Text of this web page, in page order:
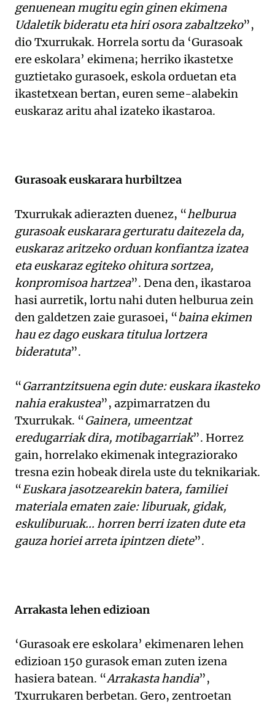
genuenean mugitu egin ginen ekimena
Udaletik bideratu eta hiri osora zabaltzeko”,
dio Txurrukak. Horrela sortu da ‘Gurasoak
ere eskolara’ ekimena; herriko ikastetxe
guztietako gurasoek, eskola orduetan eta
ikastetxean bertan, euren seme-alabekin
euskaraz aritu ahal izateko ikastaroa.
Gurasoak euskarara hurbiltzea
Txurrukak adierazten duenez, “helburua
gurasoak euskarara gerturatu daitezela da,
euskaraz aritzeko orduan konfiantza izatea
eta euskaraz egiteko ohitura sortzea,
konpromisoa hartzea”. Dena den, ikastaroa
hasi aurretik, lortu nahi duten helburua zein
den galdetzen zaie gurasoei, “baina ekimen
hau ez dago euskara titulua lortzera
bideratuta”.
“Garrantzitsuena egin dute: euskara ikasteko
nahia erakustea”, azpimarratzen du
Txurrukak. “Gainera, umeentzat
eredugarriak dira, motibagarriak”. Horrez
gain, horrelako ekimenak integraziorako
tresna ezin hobeak direla uste du teknikariak.
“Euskara jasotzearekin batera, familiei
materiala ematen zaie: liburuak, gidak,
eskuliburuak... horren berri izaten dute eta
gauza horiei arreta ipintzen diete”.
Arrakasta lehen edizioan
‘Gurasoak ere eskolara’ ekimenaren lehen
edizioan 150 gurasok eman zuten izena
hasiera batean. “Arrakasta handia”,
Txurrukaren berbetan. Gero, zentroetan